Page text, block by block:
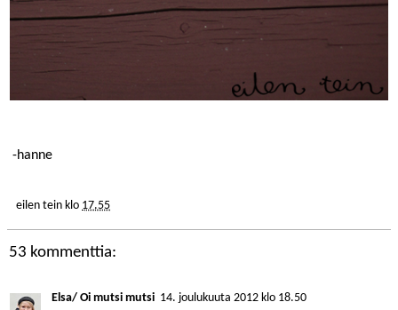
-hanne
eilen tein klo 17.55
53 kommenttia:
Elsa/ Oi mutsi mutsi 14. joulukuuta 2012 klo 18.50